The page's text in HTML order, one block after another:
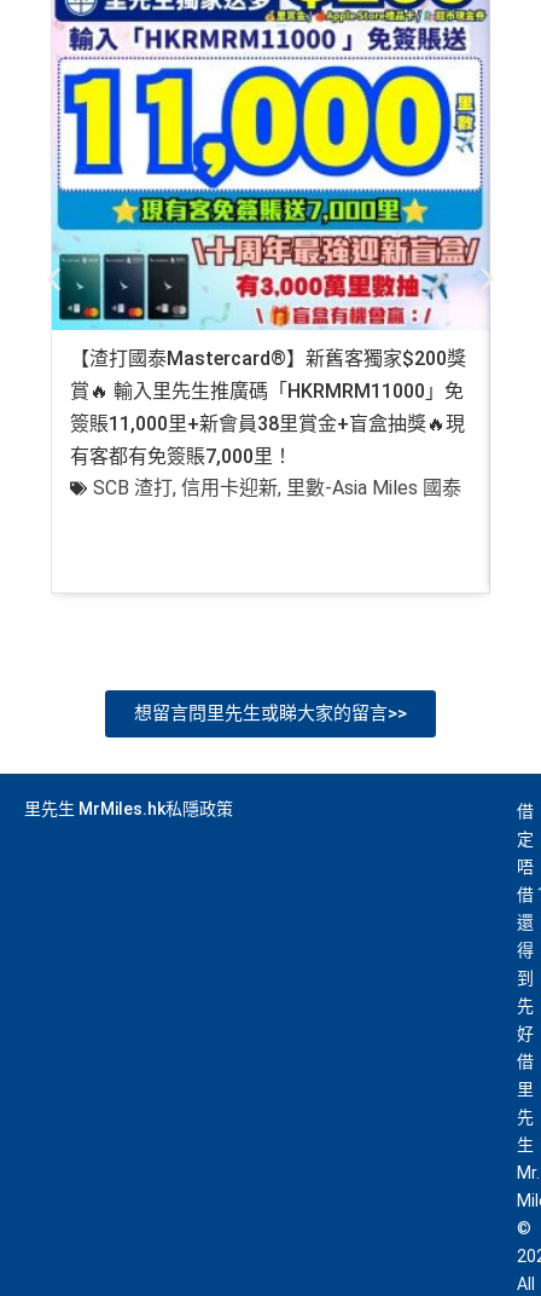
【渣打國泰Mastercard®】新舊客獨家$200獎
賞🔥 輸入里先生推廣碼「HKRMRM11000」免
簽賬11,000里+新會員38里賞金+盲盒抽獎🔥現
有客都有免簽賬7,000里！
SCB 渣打,信用卡迎新, 里數-Asia Miles 國泰
想留言問里先生或睇大家的留言>>
里先生 MrMiles.hk私隱政策
借
定
唔
借
還
得
到
先
好
借
里
先
生
Mr.
©
All